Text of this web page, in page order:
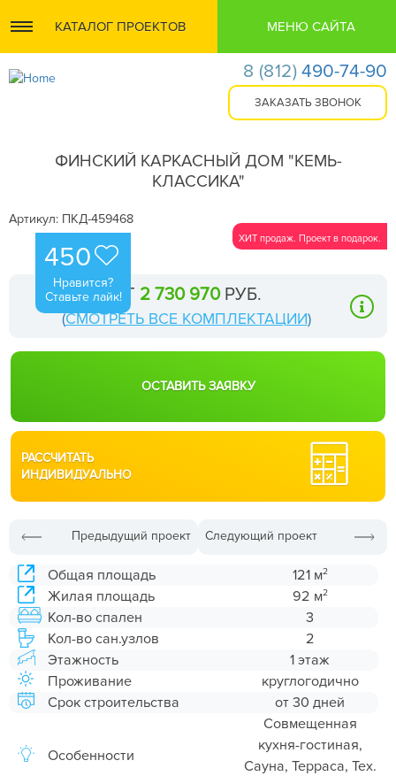
КАТАЛОГ ПРОЕКТОВ МЕНЮ САЙТА
8 (812) 490-74-90
ФИНСКИЙ КАРКАСНЫЙ ДОМ "КЕМЬ-
КЛАССИКА"
Артикул: ПКД-459468
450
Нравится?
Ставьте лайк!
ХИТ продаж. Проект в подарок.
ОТ 2 730 970РУБ.
(СМОТРЕТЬ ВСЕ КОМПЛЕКТАЦИИ)
РАССЧИТАТЬ
ИНДИВИДУАЛЬНО
Предыдущий проект Следующий проект
Общая площадь 121 м2
Жилая площадь 92 м2
Кол-во спален
3
Кол-во сан.узлов
2
Этажность
1 этаж
Проживание
круглогодично
Срок строительства
от 30 дней
Особенности
Совмещенная
кухня-гостиная,
Сауна, Терраса, Тех.